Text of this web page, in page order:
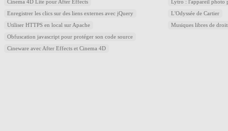
Cinema 4D Lite pour After Effects
Enregistrer les clics sur des liens externes avec jQuery
Utiliser HTTPS en local sur Apache
Obfuscation javascript pour protéger son code source
Cineware avec After Effects et Cinema 4D
Lytro : l'appareil photo
L'Odyssée de Cartier
Musiques libres de